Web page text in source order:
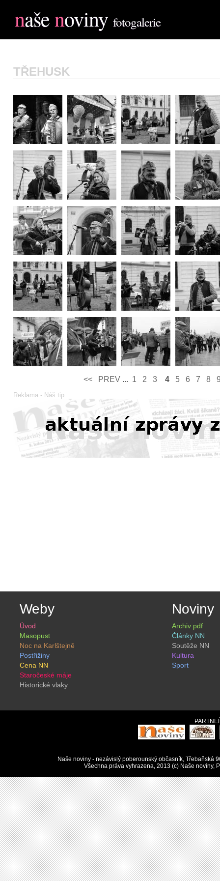
našenoviny fotogalerie
TŘEHUSK
<< PREV­ ... 1 2 3 4 5 6 7 8
Reklama - Náš tip
Weby
Úvod
Masopust
Noc na Karlštejně
Postřižiny
Cena NN
Staročeské máje
Historické vlaky
Noviny
Archiv pdf
Články NN
Soutěže NN
Kultura
Sport
Naše noviny - nezávislý poberounský občasník, Třebaňská
Všechna práva vyhrazena, 2013 (c) Naše noviny,